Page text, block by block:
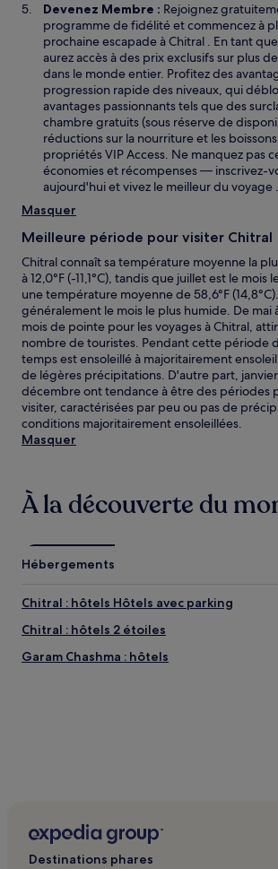
Devenez Membre : Rejoignez
programme de fidélité et commencez à
prochaine escapade à Chitral . En tant
aurez accès à des prix exclusifs sur plus
dans le monde entier. Profitez des
progression rapide des niveaux, qui
avantages passionnants tels que des
chambre gratuits (sous réserve de
réductions sur la nourriture et les
propriétés VIP Access. Ne manquez pas
économies et récompenses — inscrivez-
aujourd'hui et vivez le meilleur du voyage .
Masquer
Meilleure période pour visiter Chitral
Chitral connaît sa température moyenne la
à 12,0°F (-11,1°C), tandis que juillet est le mois
une température moyenne de 58,6°F
généralement le mois le plus humide. De mai
mois de pointe pour les voyages à Chitral,
nombre de touristes. Pendant cette période
temps est ensoleillé à majoritairement
de légères précipitations. D'autre part,
décembre ont tendance à être des périodes
visiter, caractérisées par peu ou pas de
conditions majoritairement ensoleillées.
Masquer
À la découverte du
Hébergements
Chitral : hôtels Hôtels avec parking
Chitral : hôtels 2 étoiles
Garam Chashma : hôtels
Destinations phares